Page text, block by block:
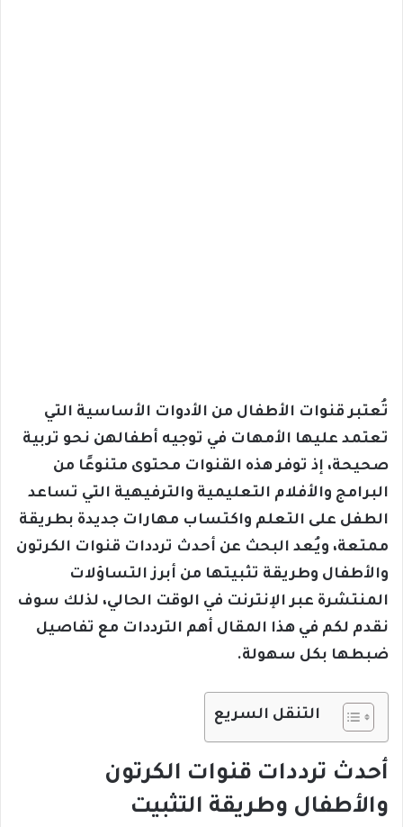
تُعتبر قنوات الأطفال من الأدوات الأساسية التي
تعتمد عليها الأمهات في توجيه أطفالهن نحو تربية
صحيحة، إذ توفر هذه القنوات محتوى متنوعًا من
البرامج والأفلام التعليمية والترفيهية التي تساعد
الطفل على التعلم واكتساب مهارات جديدة بطريقة
ممتعة، ويُعد البحث عن أحدث ترددات قنوات الكرتون
والأطفال وطريقة تثبيتها من أبرز التساؤلات
المنتشرة عبر الإنترنت في الوقت الحالي، لذلك سوف
نقدم لكم في هذا المقال أهم الترددات مع تفاصيل
ضبطها بكل سهولة.
التنقل السريع
أحدث ترددات قنوات الكرتون
والأطفال وطريقة التثبيت